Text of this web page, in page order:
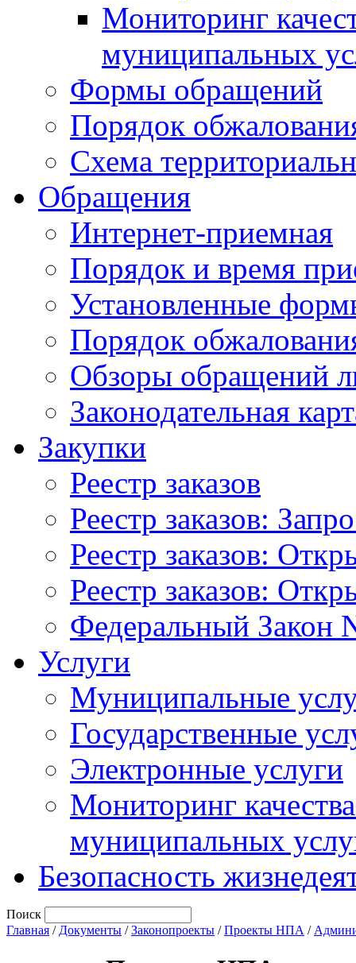
Мониторинг
муниципальных
Формы обращений
Порядок
Схема
Обращения
Интернет-приемная
Порядок и время
Установленные
Порядок
Обзоры обращений
Законодательная
Закупки
Реестр заказов
Реестр заказов:
Реестр заказов:
Реестр заказов:
Федеральный Закон
Услуги
Муниципальные
Государственные
Электронные услуги
Мониторинг
муниципальных
Безопасность
Поиск
Главная / Документы /Законопроекты /Проекты НПА /